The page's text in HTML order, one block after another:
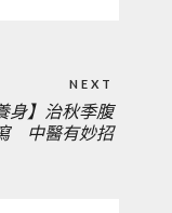
NEXT
NEXT
身】治秋季腹
中醫有妙招